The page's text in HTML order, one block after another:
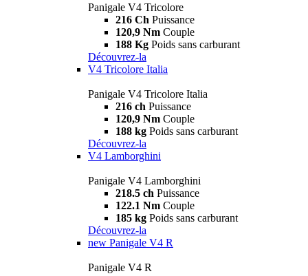
Panigale V4 Tricolore
216 Ch Puissance
120,9 Nm Couple
188 Kg Poids sans carburant
Découvrez-la
V4 Tricolore Italia
Panigale V4 Tricolore Italia
216 ch Puissance
120,9 Nm Couple
188 kg Poids sans carburant
Découvrez-la
V4 Lamborghini
Panigale V4 Lamborghini
218.5 ch Puissance
122.1 Nm Couple
185 kg Poids sans carburant
Découvrez-la
new Panigale V4 R
Panigale V4 R